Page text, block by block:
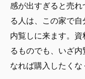
感が出すぎると売
る人は、この家で
内覧しに来ます。資
るものでも、いざ
なれば購入したくな